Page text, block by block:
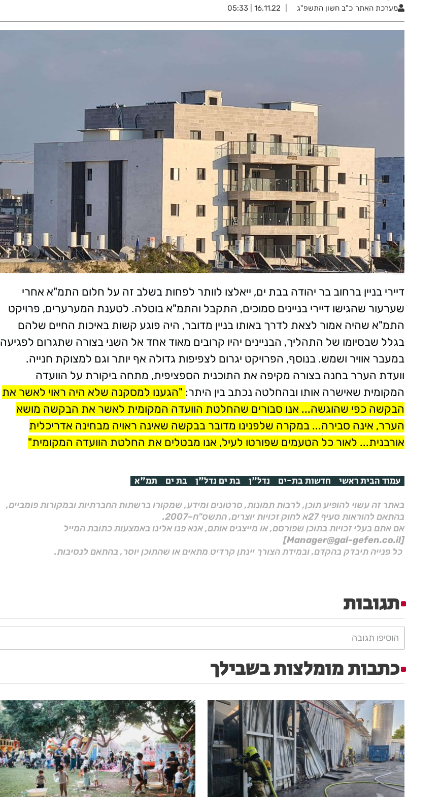
מערכת האתר כ"ב חשון התשפ"ג 16.11.22 | 05:33
דיירי בניין ברחוב בר יהודה בבת ים, ייאלצו לוותר לפחות בשלב זה על חלום התמ"א אחרי
שערעור שהגישו דיירי בניינים סמוכים, התקבל והתמ"א בוטלה. לטענת המערערים, פרויקט
התמ"א שהיה אמור לצאת לדרך באותו בניין מדובר, היה פוגע קשות באיכות החיים שלהם
בגלל שבסיומו של התהליך, הבניינים יהיו קרובים מאוד אחד אל השני בצורה שתגרום לפגיעה
במעבר אוויר ושמש. בנוסף, הפרויקט יגרום לצפיפות גדולה אף יותר וגם למצוקת חנייה.
וועדת הערר בחנה בצורה מקיפה את התוכנית הספציפית, מתחה ביקורת על הוועדה
המקומית שאישרה אותו ובהחלטה נכתב בין היתר: "הגענו למסקנה שלא היה ראוי לאשר את
הבקשה כפי שהוגשה... אנו סבורים שהחלטת הוועדה המקומית לאשר את הבקשה מושא
הערר, אינה סבירה... במקרה שלפנינו מדובר בבקשה שאינה ראויה מבחינה אדריכלית
אורבנית... לאור כל הטעמים שפורטו לעיל, אנו מבטלים את החלטת הוועדה המקומית"
עמוד הבית ראשי חדשות בת-ים נדל"ן בת ים נדל"ן בת ים תמ"א
באתר זה עשוי להופיע תוכן, לרבות תמונות, סרטונים ומידע, שמקורו ברשתות החברתיות ובמקורות פומביים,
בהתאם להוראות סעיף 27א לחוק זכויות יוצרים, התשס"ח–2007.
אם אתם בעלי זכויות בתוכן שפורסם, או מייצגים אותם, אנא פנו אלינו באמצעות כתובת המייל
[Manager@gal-gefen.co.il]
כל פנייה תיבדק בהקדם, ובמידת הצורך יינתן קרדיט מתאים או שהתוכן יוסר, בהתאם לנסיבות.
תגובות
הוסיפו תגובה
כתבות מומלצות בשבילך